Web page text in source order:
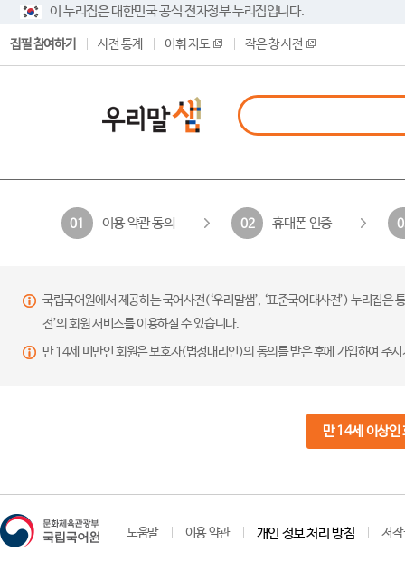
이 누리집은 대한민국 공식 전자정부 누리집입니다.
집필 참여하기 사전 통계 어휘 지도 작은 창 사전
01 이용 약관 동의 02 휴대폰 인증
국립국어원에서 제공하는 국어사전(‘우리말샘’, ‘표준국어대사전’) 누리집
전’의 회원 서비스를 이용하실 수 있습니다.
만 14세 미만인 회원은 보호자(법정대리인)의 동의를 받은 후에 가입하여 주
만 14세 이상인
도움말 이용 약관 개인 정보 처리 방침 저